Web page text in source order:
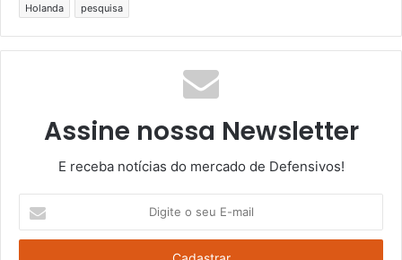
Holanda
pesquisa
Assine nossa Newsletter
E receba notícias do mercado de Defensivos!
seu